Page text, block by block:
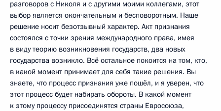
разговоров с Николя и с другими моими коллегами, этот
выбор является окончательным и бесповоротным. Наше
решение носит безотзывный характер. Акт признания
состоялся с точки зрения международного права, имея
в виду теорию возникновения государств, два новых
государства возникло. Всё остальное покоится на том, кто,
в какой момент принимает для себя такие решения. Вы
знаете, что процесс признания уже пошёл, и я уверен, что
этот процесс будет набирать обороты. В какой момент
к этому процессу присоединятся страны Евросоюза,